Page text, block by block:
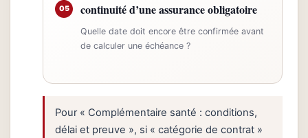
05 continuité d’une assurance obligatoire
Quelle date doit encore être confirmée avant
de calculer une échéance ?
Pour « Complémentaire santé : conditions,
délai et preuve », si « catégorie de contrat »